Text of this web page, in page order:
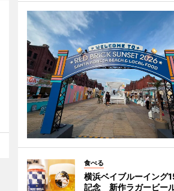
食べる
横浜ベイブルーイング
記念 新作ラガービー